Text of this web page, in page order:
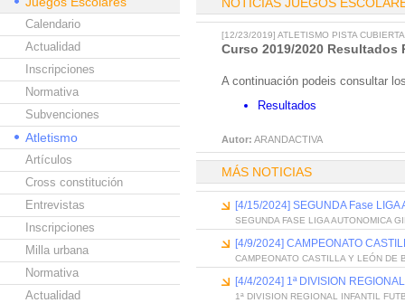
Calendario
Actualidad
Inscripciones
Normativa
Subvenciones
Atletismo
Artículos
Cross constitución
Entrevistas
Inscripciones
Milla urbana
Normativa
Actualidad
[12/23/2019] ATLETISMO PISTA CUBIERTA
Curso 2019/2020
A continuación podeis consultar
Resultados
Autor: ARANDACTIVA
MÁS NOTICIAS
[4/15/2024] SEGUNDA Fase LIGA
SEGUNDA FASE LIGA AUTONOMICA
[4/9/2024] CAMPEONATO
CAMPEONATO CASTILLA Y LEÓN DE
[4/4/2024] 1ª DIVISION
1ª DIVISION REGIONAL INFANTIL